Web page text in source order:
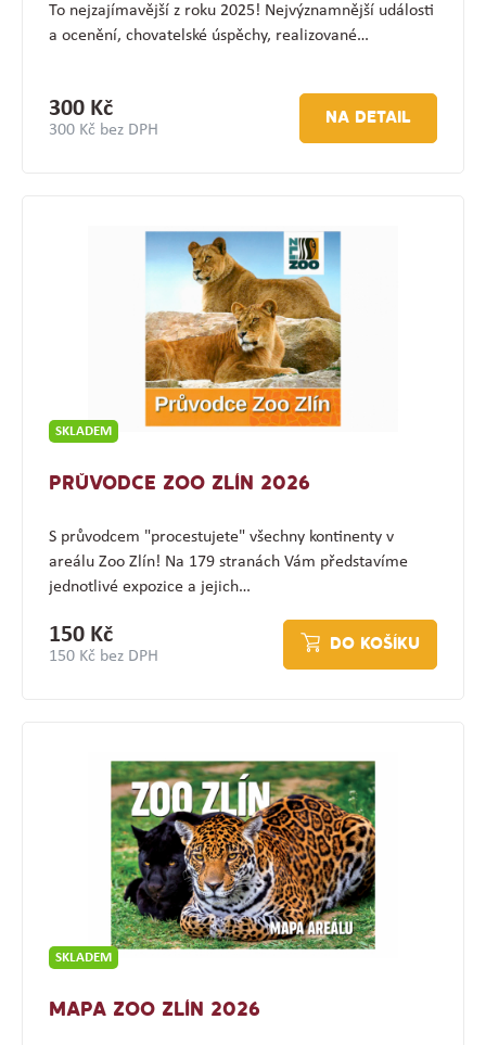
To nejzajímavější z roku 2025! Nejvýznamnější události
a ocenění, chovatelské úspěchy, realizované…
300 Kč
300 Kč bez DPH
NA DETAIL
SKLADEM
PRŮVODCE ZOO ZLÍN 2026
S průvodcem "procestujete" všechny kontinenty v
areálu Zoo Zlín! Na 179 stranách Vám představíme
jednotlivé expozice a jejich…
150 Kč
150 Kč bez DPH
DO KOŠÍKU
SKLADEM
MAPA ZOO ZLÍN 2026